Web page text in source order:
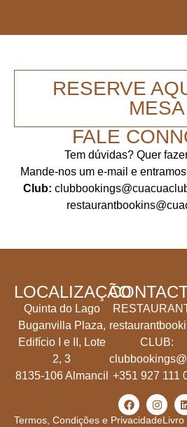
RESERVE
MESA
FALE
Tem dúvidas? Quer
Mande-nos um e-mail e
Club:
LOCALIZAÇÃO
Quinta do Lago
Buganvilla Plaza,
Edifício I e II, Lote
2, 3
8135-106 Almancil
CLUB:
+351 927 111
Termos, Condições e PrivacidadeLivro